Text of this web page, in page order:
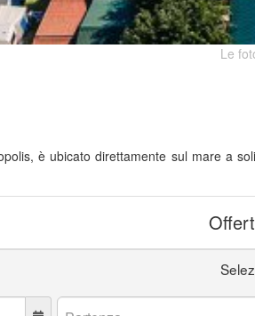
Le
è ubicato direttamente sul mare a
Partenza: